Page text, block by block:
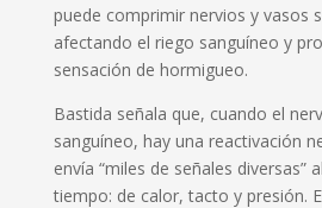
puede comprimir nervios y vasos
afectando el riego sanguíneo y
sensación de hormigueo.
Bastida señala que, cuando el
sanguíneo, hay una reactivación
envía “miles de señales diversas”
tiempo: de calor, tacto y presión.